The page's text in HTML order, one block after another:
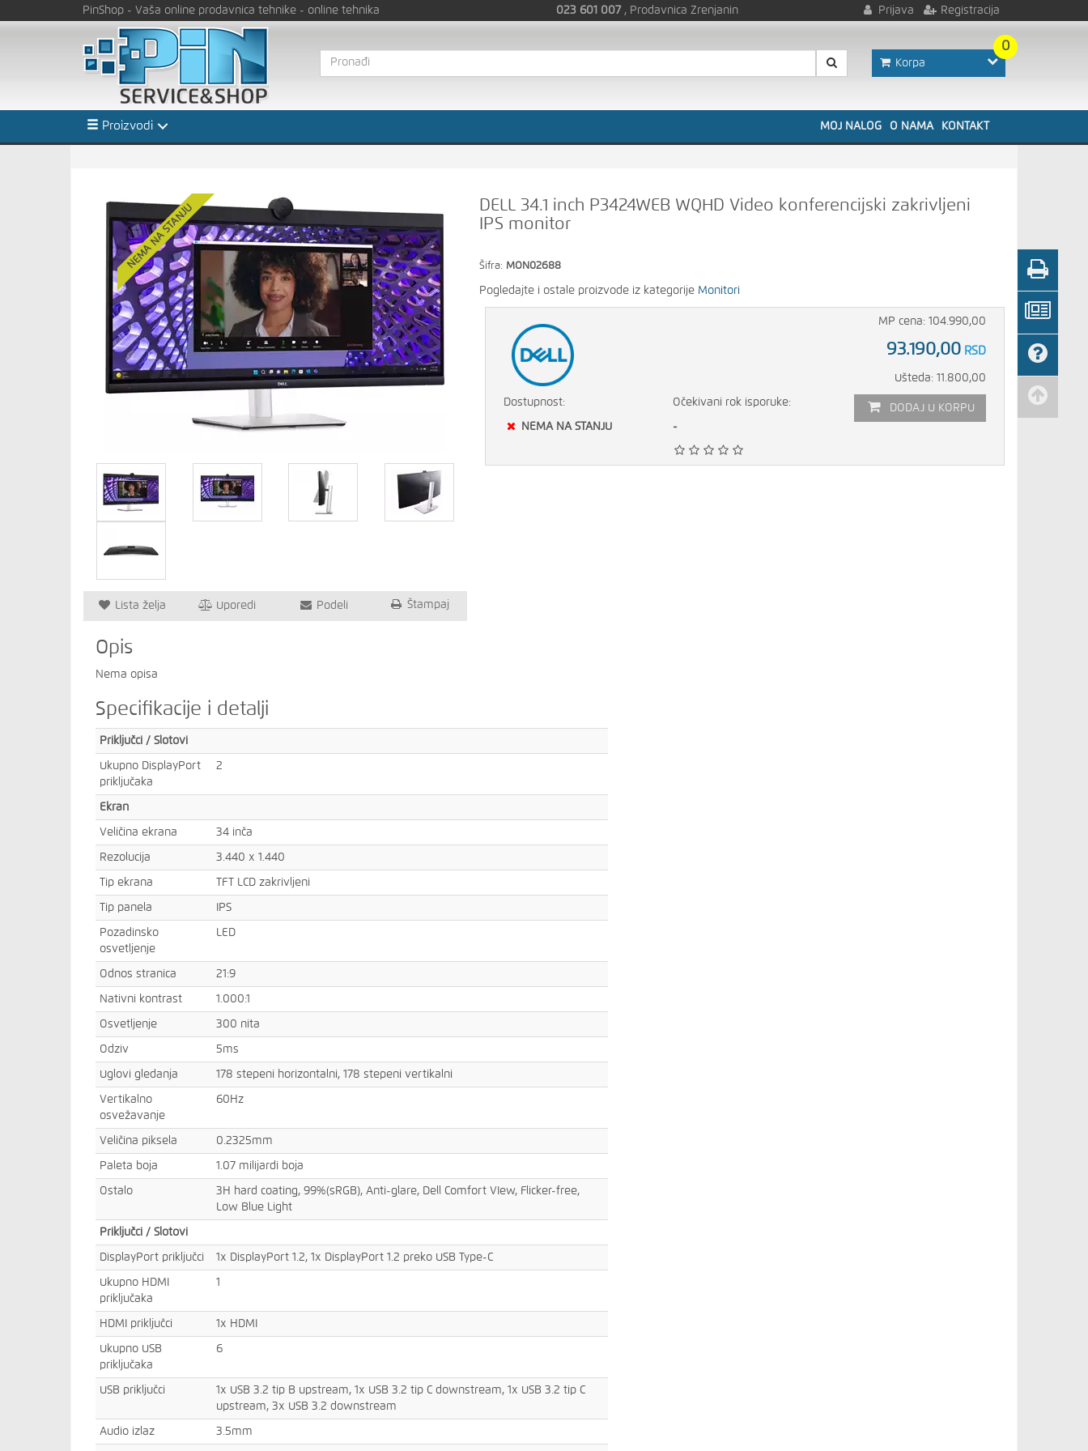
PinShop - Vaša online prodavnica tehnike - online tehnika 023 601 007 , Prodavnica Zrenjanin Prijava Registracija
0
Korpa
Proizvodi MOJ NALOG O NAMA KONTAKT
NEMA NA STANJU
Lista želja Uporedi Podeli Štampaj
DELL 34.1 inch P3424WEB WQHD Video konferencijski zakrivljeni
IPS monitor
Šifra: MON02688
Pogledajte i ostale proizvode iz kategorije Monitori
Dostupnost:
NEMA NA STANJU
Očekivani rok isporuke:
-
MP cena: 104.990,00
93.190,00RSD
Ušteda: 11.800,00
DODAJ U KORPU
Opis
Nema opisa
Specifikacije i detalji
Priključci / Slotovi
Ukupno DisplayPort
priključaka
2
Ekran
Veličina ekrana 34 inča
Rezolucija 3.440 x 1.440
Tip ekrana TFT LCD zakrivljeni
Tip panela IPS
Pozadinsko
osvetljenje
LED
Odnos stranica 21:9
Nativni kontrast 1.000:1
Osvetljenje 300 nita
Odziv 5ms
Uglovi gledanja 178 stepeni horizontalni, 178 stepeni vertikalni
Vertikalno
osvežavanje
60Hz
Veličina piksela 0.2325mm
Paleta boja 1.07 milijardi boja
Ostalo
3H hard coating, 99%(sRGB), Anti-glare, Dell Comfort VIew, Flicker-free,
Low Blue Light
Priključci / Slotovi
DisplayPort priključci 1x DisplayPort 1.2, 1x DisplayPort 1.2 preko USB Type-C
Ukupno HDMI
priključaka
1
HDMI priključci 1x HDMI
Ukupno USB
priključaka
6
USB priključci
1x USB 3.2 tip B upstream, 1x USB 3.2 tip C downstream, 1x USB 3.2 tip C
upstream, 3x USB 3.2 downstream
Audio izlaz 3.5mm